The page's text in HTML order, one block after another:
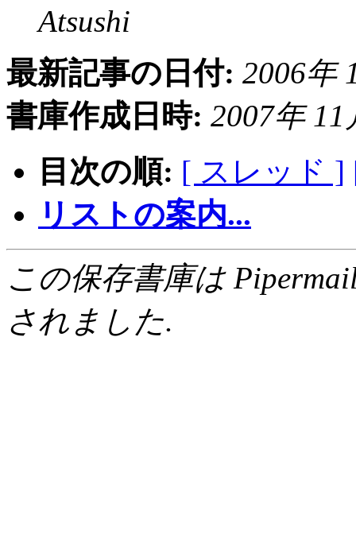
Atsushi
最新記事の日付: 2006年
書庫作成日時: 2007年 11
目次の順: [ スレッド ]
リストの案内...
この保存書庫は
されました.